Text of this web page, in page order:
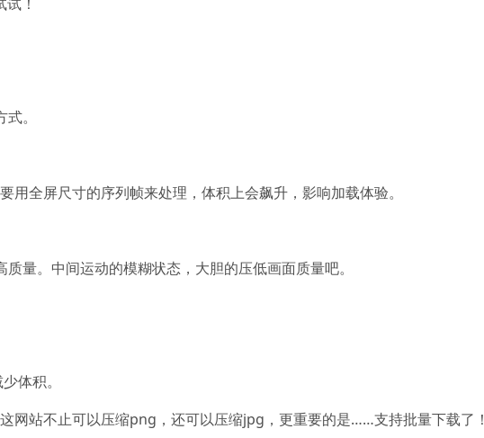
。
全屏尺寸的序列帧来处理，体积上会飙升，影响加载体验。
量。中间运动的模糊状态，大胆的压低画面质量吧。
体积。
网站不止可以压缩png，还可以压缩jpg，更重要的是……支持批量下载了！